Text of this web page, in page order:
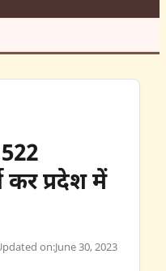
कर प्रदेश में
on:June 30, 2023